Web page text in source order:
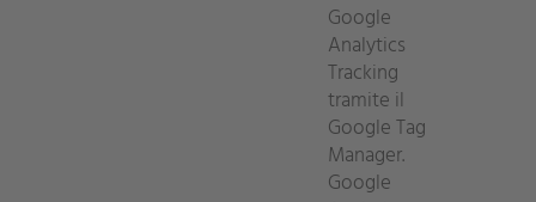
Google
Analytics
Tracking
tramite il
Google Tag
Manager.
Google